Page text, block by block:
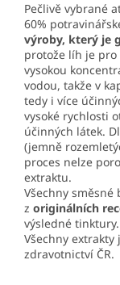
Pečlivě vybrané
60%
výroby, který je
protože líh je
vysokou
vodou, takže v
tedy i více
vysoké rychlosti
účinných látek.
(jemně
proces nelze
extraktu.
Všechny směsné
z originálních
výsledné tinktury.
Všechny
zdravotnictví ČR.